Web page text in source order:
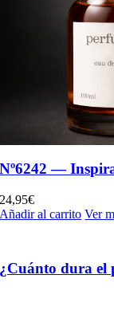
Nº6242 —
24,95€
Añadir al carrito Ver
¿Cuánto dura el